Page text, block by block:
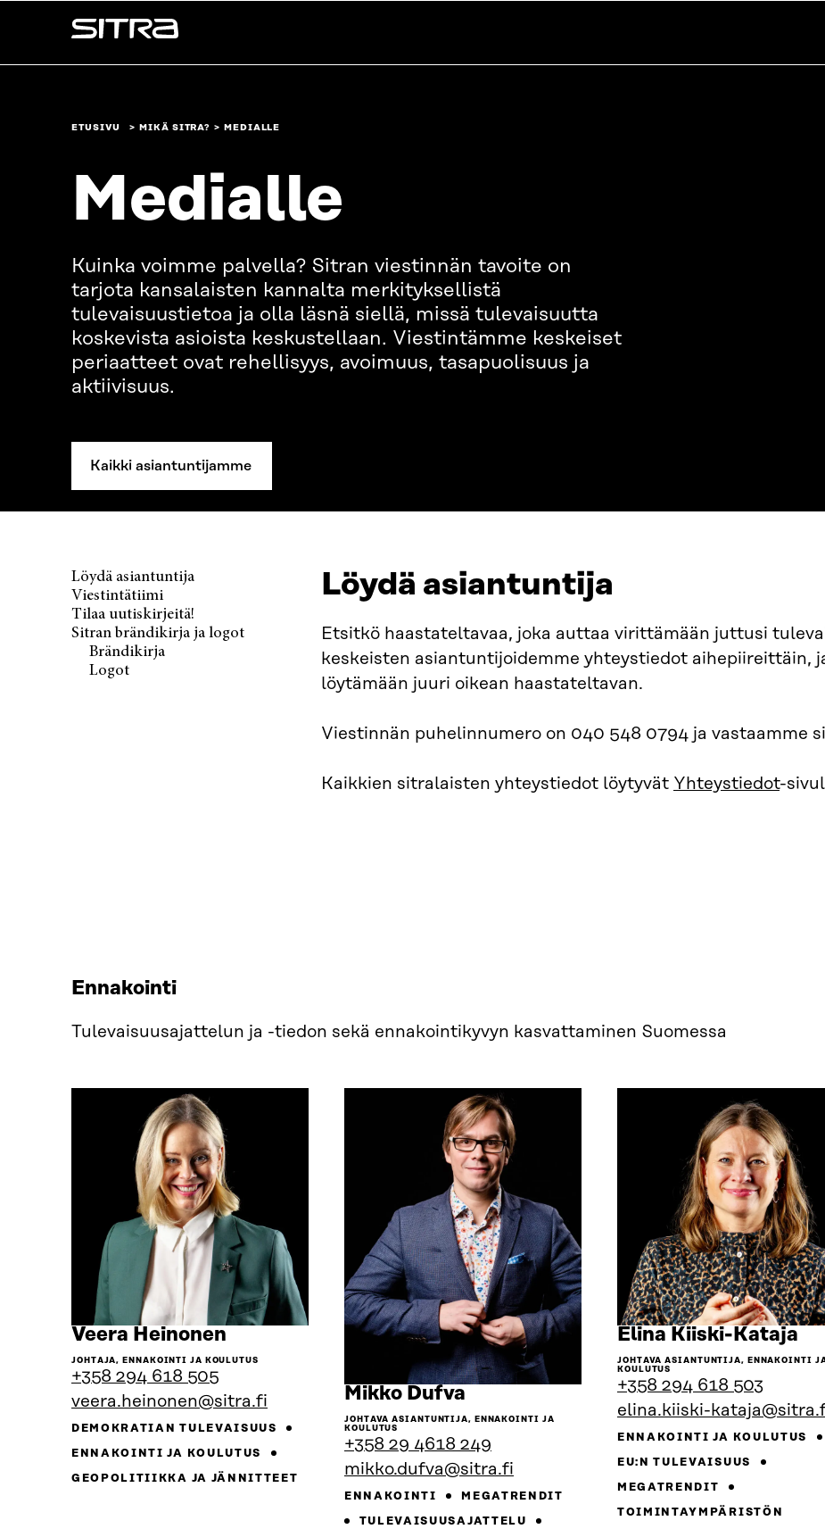
sisältöön
Sitra
ETUSIVU MIKÄ SITRA? MEDIALLE
Medialle
Kuinka voimme palvella? Sitran viestinnän tavoite on
tarjota kansalaisten kannalta merkityksellistä
tulevaisuustietoa ja olla läsnä siellä, missä tulevaisuutta
koskevista asioista keskustellaan. Viestintämme keskeiset
periaatteet ovat rehellisyys, avoimuus, tasapuolisuus ja
aktiivisuus.
Kaikki asiantuntijamme
Löydä asiantuntija
Viestintätiimi
Tilaa uutiskirjeitä!
Sitran brändikirja ja logot
Brändikirja
Logot
Löydä asiantuntija
Etsitkö haastateltavaa, joka auttaa virittämään juttusi
keskeisten asiantuntijoidemme yhteystiedot aihepiireittäin,
löytämään juuri oikean haastateltavan.
Viestinnän puhelinnumero on 040 548 0794 ja vastaamme
Kaikkien sitralaisten yhteystiedot löytyvät Yhteystiedot-
Ennakointi
Tulevaisuusajattelun ja -tiedon sekä ennakointikyvyn kasvattaminen Suomessa
Veera Heinonen
henkilön
JOHTAJA, ENNAKOINTI JA KOULUTUS
+358 294 618 505
veera.heinonen@sitra.fi
DEMOKRATIAN TULEVAISUUS
ENNAKOINTI JA KOULUTUS
GEOPOLITIIKKA JA JÄNNITTEET
Mikko Dufva
henkilön
JOHTAVA ASIANTUNTIJA, ENNAKOINTI JA
KOULUTUS
+358 29 4618 249
mikko.dufva@sitra.fi
ENNAKOINTI MEGATRENDIT
TULEVAISUUSAJATTELU
Elina Kiiski-Kataja
JOHTAVA ASIANTUNTIJA, ENNAKOINTI
KOULUTUS
+358 294 618 503
elina.kiiski-
ENNAKOINTI JA KOULUTUS
EU:N TULEVAISUUS
MEGATRENDIT
TOIMINTAYMPÄRISTÖN